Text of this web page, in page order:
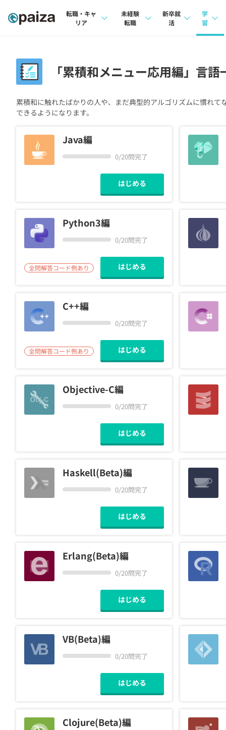
転職・キャ
リア
インタビュー
転職エージェント
未経験
転職
インタビュー
新卒就
活
インターン
イベント・セミナー
インタビュー
学
習
問題集
リフ
学校
契約
「累積和メニュー応用編」言語
累積和に触れたばかりの人や、まだ典型的アルゴリズムに慣れ
できるようになります。
Java編
0/20問完了
はじめる
Python3編
0/20問完了
全問解答コード例あり はじめる
C++編
0/20問完了
全問解答コード例あり はじめる
Objective-C編
0/20問完了
はじめる
Haskell(Beta)編
0/20問完了
はじめる
Erlang(Beta)編
0/20問完了
はじめる
VB(Beta)編
0/20問完了
はじめる
Clojure(Beta)編